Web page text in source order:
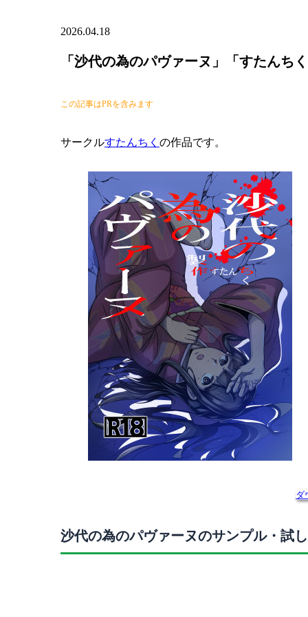
2026.04.18
「沙代の為のパヴァーヌ」「すたんちく
この記事はPRを含みます
サークルすたんちく の作品です。
ダ
沙代の為のパヴァーヌのサンプル・試